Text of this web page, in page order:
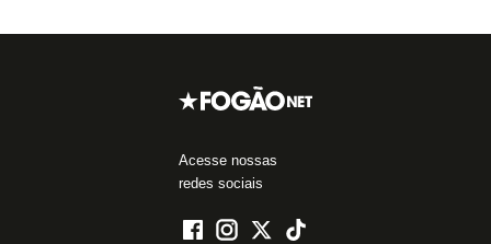
Acesse nossas
redes sociais